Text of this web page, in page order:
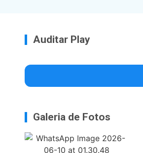
Auditar Play
Galeria de Fotos